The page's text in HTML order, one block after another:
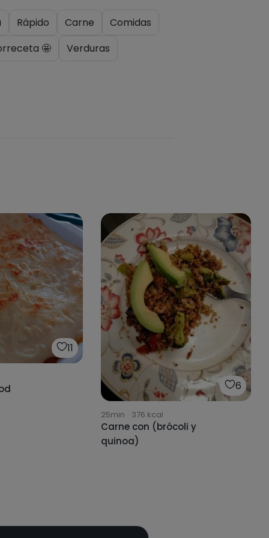
Rápido Carne
Comidas
🤩
Verduras
11
6
25min · 376 kcal
Carne con (brócoli y
quinoa)